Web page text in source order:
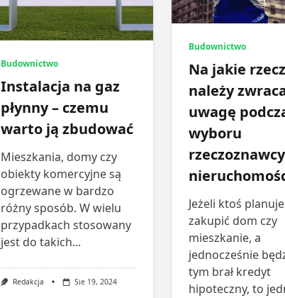
Budownictwo
Na jakie
należy
uwagę
wyboru
rzeczoznawcy
Jeżeli ktoś planuje
zakupić dom czy
mieszkanie, a
jednocześnie
tym brał kredyt
hipoteczny, to
Budownictwo
Instalacja na gaz
płynny – czemu
warto ją zbudować
Mieszkania, domy czy
obiekty komercyjne są
ogrzewane w bardzo
różny sposób. W wielu
przypadkach stosowany
jest do takich...
Redakcja Sie 19, 2024